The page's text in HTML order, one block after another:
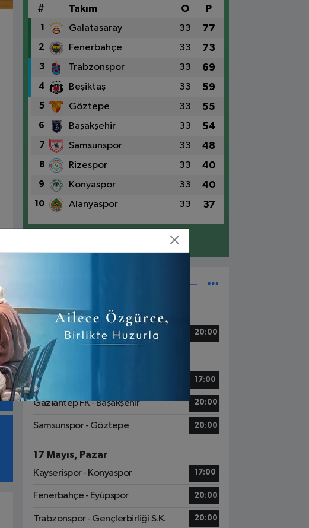
# Takım O P
1 Galatasaray 33 77
2 Fenerbahçe 33 73
3 Trabzonspor 33 69
4 Beşiktaş 33 59
5 Göztepe 33 55
6 Başakşehir 33 54
7 Samsunspor 33 48
8 Rizespor 33 40
9 Konyaspor 33 40
10 Alanyaspor 33 37
15 Mayıs, Cuma
Rizespor - Beşiktaş
20:00
16 Mayıs, Cumartesi
Fatih Karagümrük - Alanyaspor
17:00
Gaziantep FK - Başakşehir 20:00
Samsunspor - Göztepe 20:00
17 Mayıs, Pazar
Kayserispor - Konyaspor
17:00
Fenerbahçe - Eyüpspor 20:00
Trabzonspor - Gençlerbirliği S.K. 20:00